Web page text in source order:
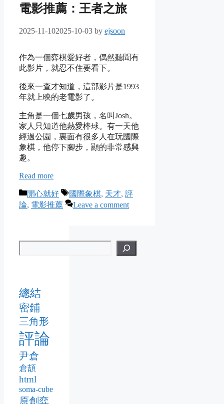
電影推薦：王者之旅
2025-11-102025-10-03 by ejsoon
作為一個弈棋愛好者，偶然聽聞有
此影片，就忍不住要看下。
後來一查才知道，這部影片是1993
年就上映的老電影了。
主角是一個七歲男孩，名叫Josh。
家人只知道他熱愛棒球。有一天他
經過公園，裏面有很多人在玩國際
象棋，他停下腳步，顯的非常感興
趣。
Read more
Categories
開心就好 Tags
國際象棋, 天才, 評
論, 電影推薦 Leave a comment
總結
密鋪
三角形
評論
尹倉
倉頡
html
soma-cube
原創弈